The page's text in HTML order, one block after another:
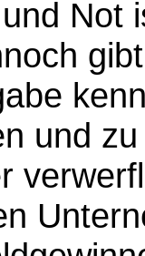
Not
und